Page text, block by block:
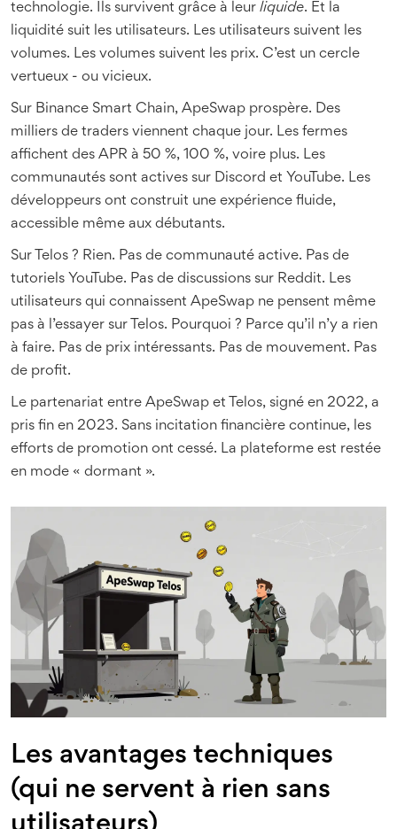
technologie. Ils survivent grâce à leur liquide. Et la
liquidité suit les utilisateurs. Les utilisateurs suivent les
volumes. Les volumes suivent les prix. C’est un cercle
vertueux - ou vicieux.
Sur Binance Smart Chain, ApeSwap prospère. Des
milliers de traders viennent chaque jour. Les fermes
affichent des APR à 50 %, 100 %, voire plus. Les
communautés sont actives sur Discord et YouTube. Les
développeurs ont construit une expérience fluide,
accessible même aux débutants.
Sur Telos ? Rien. Pas de communauté active. Pas de
tutoriels YouTube. Pas de discussions sur Reddit. Les
utilisateurs qui connaissent ApeSwap ne pensent même
pas à l’essayer sur Telos. Pourquoi ? Parce qu’il n’y a rien
à faire. Pas de prix intéressants. Pas de mouvement. Pas
de profit.
Le partenariat entre ApeSwap et Telos, signé en 2022, a
pris fin en 2023. Sans incitation financière continue, les
efforts de promotion ont cessé. La plateforme est restée
en mode « dormant ».
Les avantages techniques
(qui ne servent à rien sans